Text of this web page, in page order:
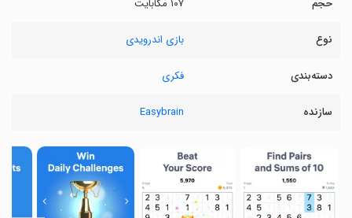
نوع بازی اندرویدی
دسته‌بندی فکری
سازنده Easybrain